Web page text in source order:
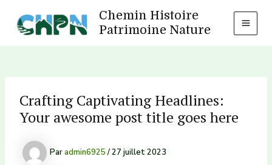
contenu
Chemin Histoire
Patrimoine Nature
Crafting Captivating Headlines:
Your awesome post title goes here
Paradmin6925/27 juillet 2023